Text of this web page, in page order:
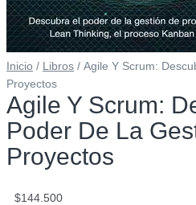
Inicio / Libros / Agile Y Scrum:
Proyectos
Agile Y Scrum:
Poder De La
Proyectos
$144.500